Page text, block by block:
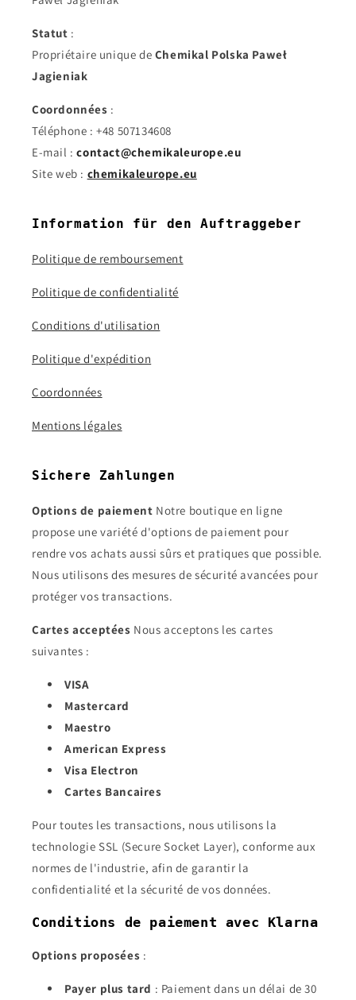
Statut :
Propriétaire unique de Chemikal Polska Paweł
Jagieniak
Coordonnées :
Téléphone : +48 507134608
E-mail :contact@chemikaleurope.eu
Site web : chemikaleurope.eu
Information für den Auftraggeber
Politique de remboursement
Politique de confidentialité
Conditions d'utilisation
Politique d'expédition
Coordonnées
Mentions légales
Sichere Zahlungen
Options de paiement Notre boutique en ligne
propose une variété d'options de paiement pour
rendre vos achats aussi sûrs et pratiques que possible.
Nous utilisons des mesures de sécurité avancées pour
protéger vos transactions.
Cartes acceptées Nous acceptons les cartes
suivantes :
VISA
Mastercard
Maestro
American Express
Visa Electron
Cartes Bancaires
Pour toutes les transactions, nous utilisons la
technologie SSL (Secure Socket Layer), conforme aux
normes de l'industrie, afin de garantir la
confidentialité et la sécurité de vos données.
Conditions de paiement avec Klarna
Options proposées :
Payer plus tard : Paiement dans un délai de 30